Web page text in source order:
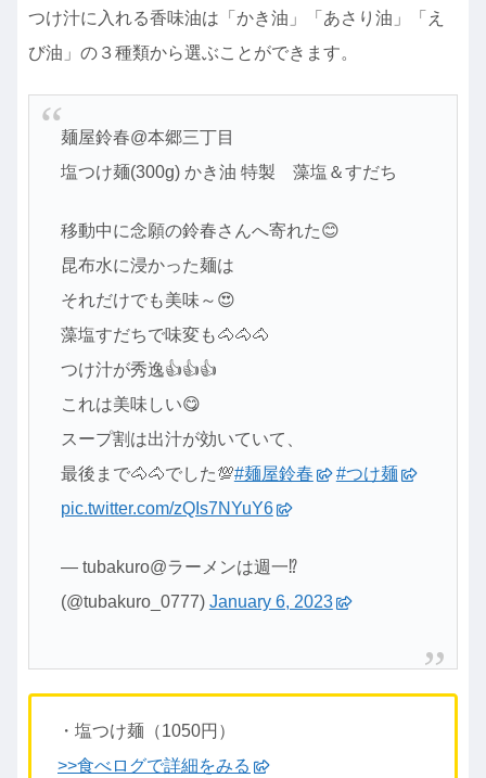
つけ汁に入れる香味油は「かき油」「あさり油」「え
び油」の３種類から選ぶことができます。
麺屋鈴春@本郷三丁目
塩つけ麺(300g) かき油 特製 藻塩＆すだち
移動中に念願の鈴春さんへ寄れた😊
昆布水に浸かった麺は
それだけでも美味～😍
藻塩すだちで味変も🐴🐴🐴
つけ汁が秀逸👍👍👍
これは美味しい😋
スープ割は出汁が効いていて、
最後まで🐴🐴でした💯#麺屋鈴春
#つけ麺
pic.twitter.com/zQIs7NYuY6
— tubakuro@ラーメンは週一⁉
(@tubakuro_0777) January 6, 2023
・塩つけ麺（1050円）
>>食べログで詳細をみる